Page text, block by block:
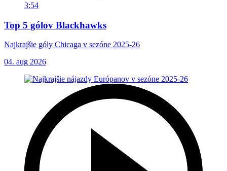
3:54
Top 5 gólov Blackhawks
Najkrajšie góly Chicaga v sezóne 2025-26
04. aug 2026